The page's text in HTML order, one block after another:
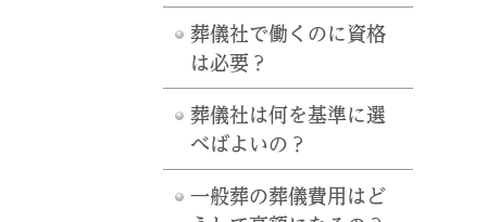
葬儀社で働くのに資格
は必要？
葬儀社は何を基準に選
べばよいの？
一般葬の葬儀費用はど